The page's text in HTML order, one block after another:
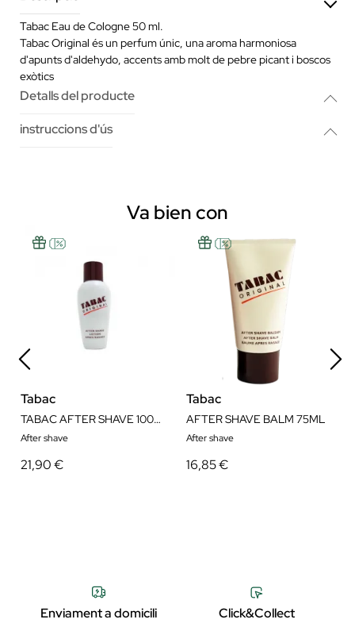
Tabac Eau de Cologne 50 ml.
Tabac Original és un perfum únic, una aroma harmoniosa
d'apunts d'aldehydo, accents amb molt de pebre picant i boscos
exòtics
Detalls del producte
instruccions d'ús
Va bien con
Tabac
TABAC AFTER SHAVE 100ML
After shave
21,90 €
Tabac
AFTER SHAVE BALM 75ML
After shave
16,85 €
Enviament a domicili Click&Collect